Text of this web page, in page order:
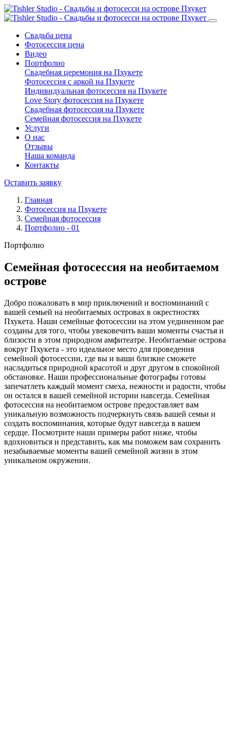
Свадьба цена
Фотосессия цена
Видео
Портфолио
Свадебная церемония на Пхукете
Фотосессия с аркой на Пхукете
Индивидуальная фотосессия на Пхукете
Love Story фотосессия на Пхукете
Свадебная фотосессия на Пхукете
Семейная фотосессия на Пхукете
Услуги
О нас
Отзывы
Наша команда
Контакты
Оставить заявку
Главная
Фотосессия на Пхукете
Семейная фотосессия
Портфолио - 01
Портфолио
Семейная фотосессия на необитаемом
острове
Добро пожаловать в мир приключений и воспоминаний с
вашей семьей на необитаемых островах в окрестностях
Пхукета. Наши семейные фотосессии на этом уединенном рае
созданы для того, чтобы увековечить ваши моменты счастья и
близости в этом природном амфитеатре. Необитаемые острова
вокруг Пхукета - это идеальное место для проведения
семейной фотосессии, где вы и ваши близкие сможете
насладиться природной красотой и друг другом в спокойной
обстановке. Наши профессиональные фотографы готовы
запечатлеть каждый момент смеха, нежности и радости, чтобы
он остался в вашей семейной истории навсегда. Семейная
фотосессия на необитаемом острове предоставляет вам
уникальную возможность подчеркнуть связь вашей семьи и
создать воспоминания, которые будут навсегда в вашем
сердце. Посмотрите наши примеры работ ниже, чтобы
вдохновиться и представить, как мы поможем вам сохранить
незабываемые моменты вашей семейной жизни в этом
уникальном окружении.